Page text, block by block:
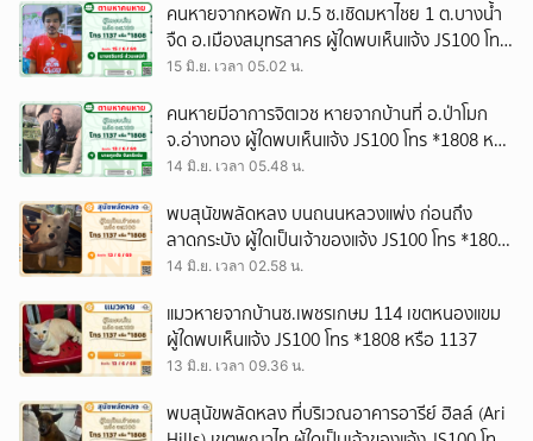
คนหายจากหอพัก ม.5 ซ.เชิดมหาไชย 1 ต.บางน้ำ
จืด อ.เมืองสมุทรสาคร ผู้ใดพบเห็นแจ้ง JS100 โทร
*1808 หรือ 1137
15 มิ.ย. เวลา 05.02 น.
คนหายมีอาการจิตเวช หายจากบ้านที่ อ.ป่าโมก
จ.อ่างทอง ผู้ใดพบเห็นแจ้ง JS100 โทร *1808 หรือ
1137
14 มิ.ย. เวลา 05.48 น.
พบสุนัขพลัดหลง บนถนนหลวงแพ่ง ก่อนถึง
ลาดกระบัง ผู้ใดเป็นเจ้าของแจ้ง JS100 โทร *1808
หรือ 1137
14 มิ.ย. เวลา 02.58 น.
แมวหายจากบ้านซ.เพชรเกษม 114 เขตหนองแขม
ผู้ใดพบเห็นแจ้ง JS100 โทร *1808 หรือ 1137
13 มิ.ย. เวลา 09.36 น.
พบสุนัขพลัดหลง ที่บริเวณอาคารอารีย์ ฮิลล์ (Ari